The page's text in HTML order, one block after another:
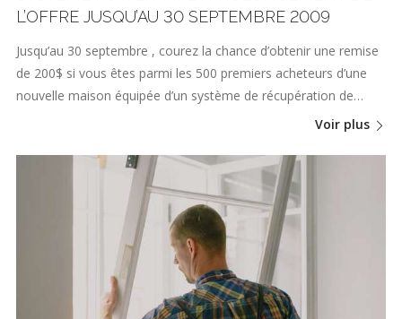
L’OFFRE JUSQU’AU 30 SEPTEMBRE 2009
Jusqu’au 30 septembre , courez la chance d’obtenir une remise
de 200$ si vous êtes parmi les 500 premiers acheteurs d’une
nouvelle maison équipée d’un système de récupération de…
Voir plus